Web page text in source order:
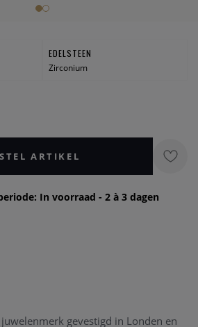
EDELSTEEN
Zirconium
ARTIKEL
In voorraad - 2 à 3 dagen
gevestigd in Londen en